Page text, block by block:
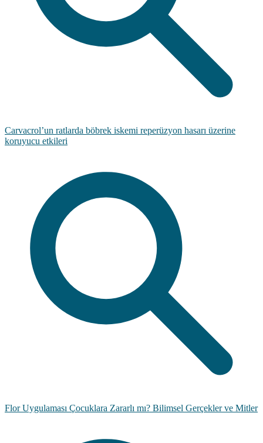
Carvacrol’un ratlarda böbrek iskemi reperüzyon hasarı üzerine
koruyucu etkileri
Flor Uygulaması Çocuklara Zararlı mı? Bilimsel Gerçekler ve Mitler